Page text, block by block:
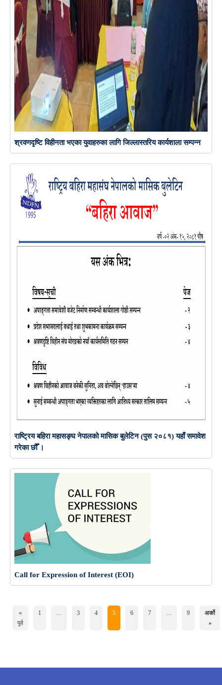
श्रवणदृष्टि विहीनता भएका युवाहरुका लागि जिल्लास्तरिय कार्यशाला सम्पन्न
राष्ट्रिय बहिरा महासङ्घ नेपालको मासिक बुलेटिन (पुस २०८१) यहाँ समावेश
गरेका छौँ ।
Call for Expression of Interest (EOI)
«
पूर्व
1 3 4 5 6 7 9
अर्को
»